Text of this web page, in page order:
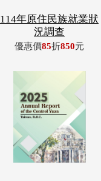
114年原住民族就業狀
況調查
優惠價85折850元